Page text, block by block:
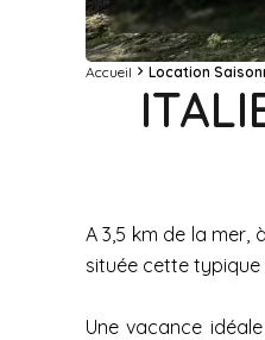
Accueil Location
A 3,5 km de la mer,
située cette typique
Une vacance